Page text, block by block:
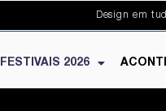
Design em
FESTIVAIS 2026